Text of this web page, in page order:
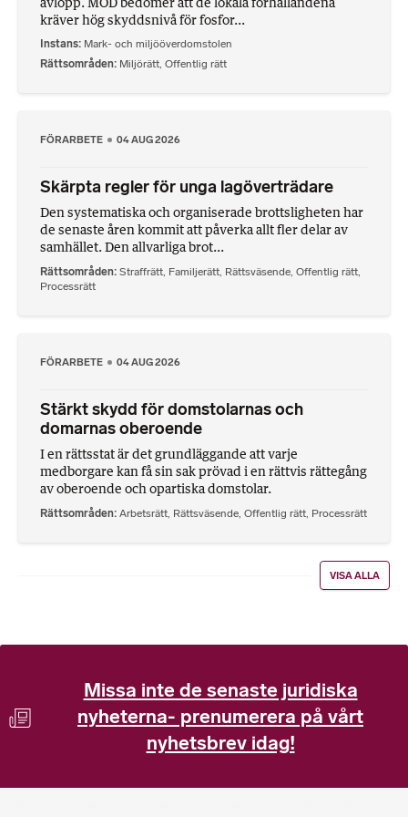
kräver hög skyddsnivå för fosfor...
Instans Mark- och miljööverdomstolen
Rättsområden Miljörätt, Offentlig rätt
FÖRARBETE 04 AUG 2026
Skärpta regler för unga lagöverträdare
Den systematiska och organiserade brottsligheten har
de senaste åren kommit att påverka allt fler delar av
samhället. Den allvarliga brot...
Rättsområden Straffrätt, Familjerätt, Rättsväsende, Offentlig rätt,
Processrätt
FÖRARBETE 04 AUG 2026
Stärkt skydd för domstolarnas och
domarnas oberoende
I en rättsstat är det grundläggande att varje
medborgare kan få sin sak prövad i en rättvis rättegång
av oberoende och opartiska domstolar.
Rättsområden Arbetsrätt Rättsväsende Offentlig rätt Processrätt
VISA ALLA
Missa inte de senaste juridiska
nyheterna- prenumerera på vårt
nyhetsbrev idag!